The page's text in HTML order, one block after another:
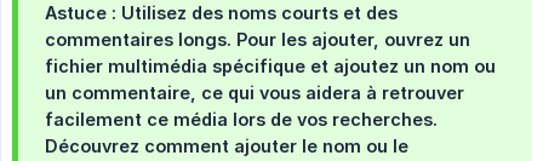
Astuce : Utilisez des noms courts et des
commentaires longs. Pour les ajouter, ouvrez un
fichier multimédia spécifique et ajoutez un nom ou
un commentaire, ce qui vous aidera à retrouver
facilement ce média lors de vos recherches.
Découvrez comment ajouter le nom ou le